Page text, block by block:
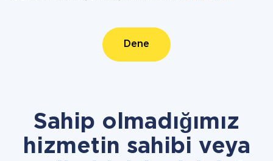
Dene
Sahip olmadığımız
hizmetin sahibi veya